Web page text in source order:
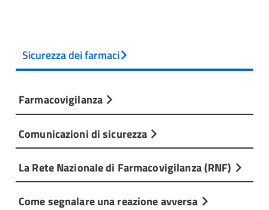
Sicurezza dei farmaci
Farmacovigilanza
Comunicazioni di sicurezza
La Rete Nazionale di Farmacovigilanza (RNF)
Come segnalare una reazione avversa